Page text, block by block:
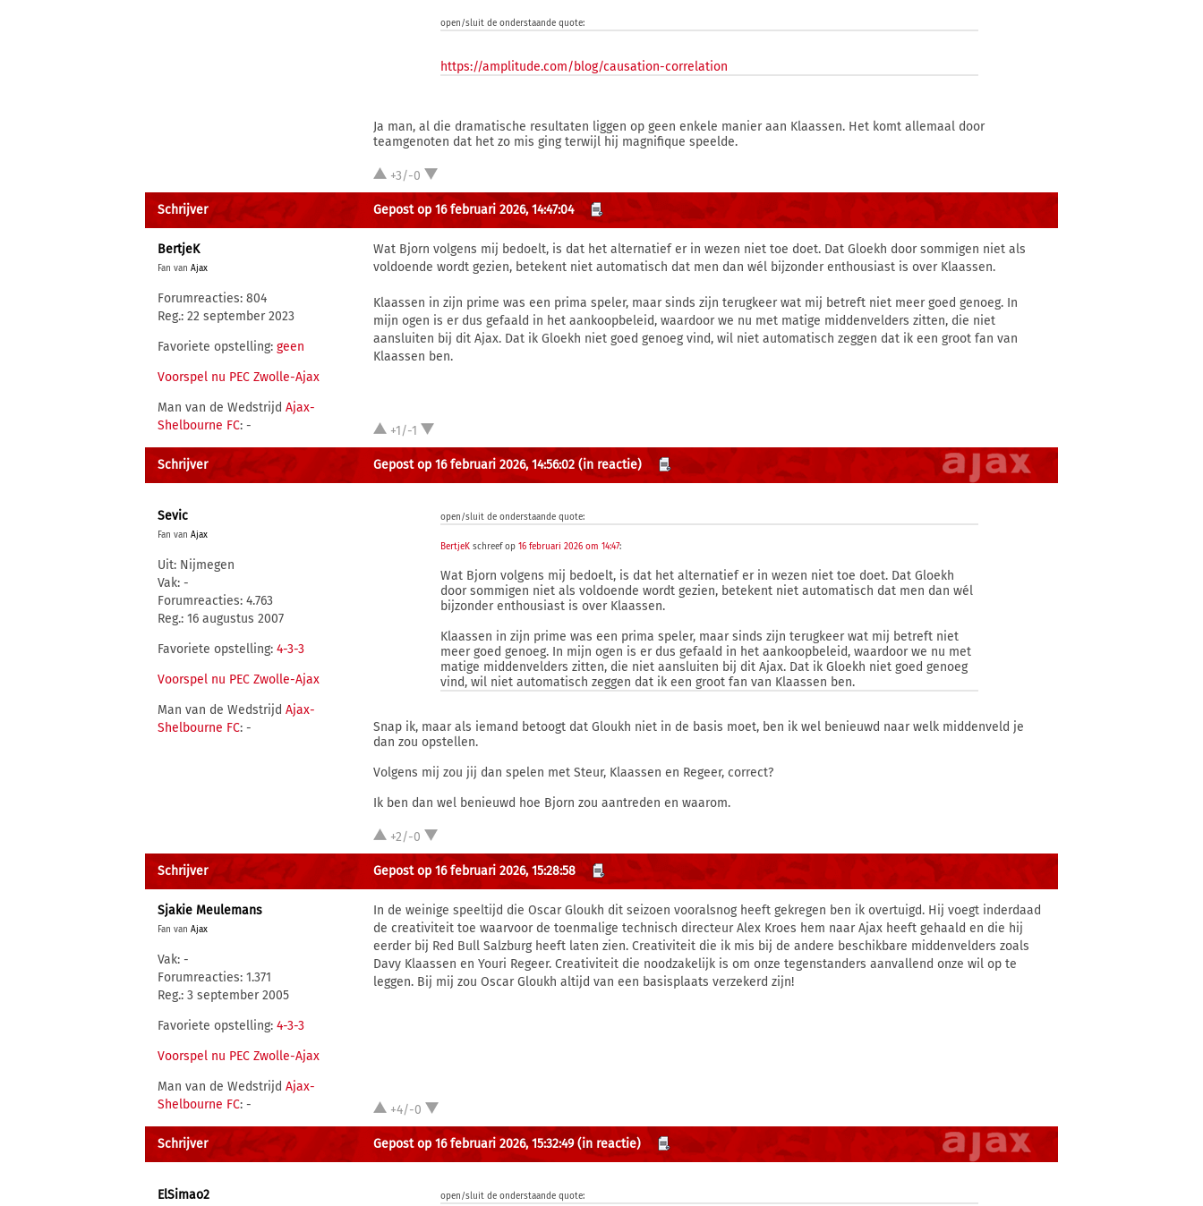
open/sluit de onderstaande quote:
https://amplitude.com/blog/causation-correlation
Ja man, al die dramatische resultaten liggen op geen enkele manier aan Klaassen. Het komt allemaal door
teamgenoten dat het zo mis ging terwijl hij magnifique speelde.
+3/-0
Schrijver Gepost op 16 februari 2026, 14:47:04
BertjeK
Fan van Ajax
Forumreacties: 804
Reg.: 22 september 2023
Favoriete opstelling: geen
Voorspel nu PEC Zwolle-Ajax
Man van de Wedstrijd Ajax-
Shelbourne FC: -
Wat Bjorn volgens mij bedoelt, is dat het alternatief er in wezen niet toe doet. Dat Gloekh door sommigen niet als
voldoende wordt gezien, betekent niet automatisch dat men dan wél bijzonder enthousiast is over Klaassen.
Klaassen in zijn prime was een prima speler, maar sinds zijn terugkeer wat mij betreft niet meer goed genoeg. In
mijn ogen is er dus gefaald in het aankoopbeleid, waardoor we nu met matige middenvelders zitten, die niet
aansluiten bij dit Ajax. Dat ik Gloekh niet goed genoeg vind, wil niet automatisch zeggen dat ik een groot fan van
Klaassen ben.
+1/-1
Schrijver Gepost op 16 februari 2026, 14:56:02 (in reactie)
Sevic
Fan van Ajax
Uit: Nijmegen
Vak: -
Forumreacties: 4.763
Reg.: 16 augustus 2007
Favoriete opstelling: 4-3-3
Voorspel nu PEC Zwolle-Ajax
Man van de Wedstrijd Ajax-
Shelbourne FC: -
open/sluit de onderstaande quote:
BertjeK schreef op16 februari 2026 om 14:47:
Wat Bjorn volgens mij bedoelt, is dat het alternatief er in wezen niet toe doet. Dat Gloekh
door sommigen niet als voldoende wordt gezien, betekent niet automatisch dat men dan wél
bijzonder enthousiast is over Klaassen.
Klaassen in zijn prime was een prima speler, maar sinds zijn terugkeer wat mij betreft niet
meer goed genoeg. In mijn ogen is er dus gefaald in het aankoopbeleid, waardoor we nu met
matige middenvelders zitten, die niet aansluiten bij dit Ajax. Dat ik Gloekh niet goed genoeg
vind, wil niet automatisch zeggen dat ik een groot fan van Klaassen ben.
Snap ik, maar als iemand betoogt dat Gloukh niet in de basis moet, ben ik wel benieuwd naar welk middenveld je
dan zou opstellen.
Volgens mij zou jij dan spelen met Steur, Klaassen en Regeer, correct?
Ik ben dan wel benieuwd hoe Bjorn zou aantreden en waarom.
+2/-0
Schrijver Gepost op 16 februari 2026, 15:28:58
Sjakie Meulemans
Fan van Ajax
Vak: -
Forumreacties: 1.371
Reg.: 3 september 2005
Favoriete opstelling: 4-3-3
Voorspel nu PEC Zwolle-Ajax
Man van de Wedstrijd Ajax-
Shelbourne FC: -
In de weinige speeltijd die Oscar Gloukh dit seizoen vooralsnog heeft gekregen ben ik overtuigd. Hij voegt inderdaad
de creativiteit toe waarvoor de toenmalige technisch directeur Alex Kroes hem naar Ajax heeft gehaald en die hij
eerder bij Red Bull Salzburg heeft laten zien. Creativiteit die ik mis bij de andere beschikbare middenvelders zoals
Davy Klaassen en Youri Regeer. Creativiteit die noodzakelijk is om onze tegenstanders aanvallend onze wil op te
leggen. Bij mij zou Oscar Gloukh altijd van een basisplaats verzekerd zijn!
+4/-0
Schrijver Gepost op 16 februari 2026, 15:32:49 (in reactie)
ElSimao2 open/sluit de onderstaande quote: